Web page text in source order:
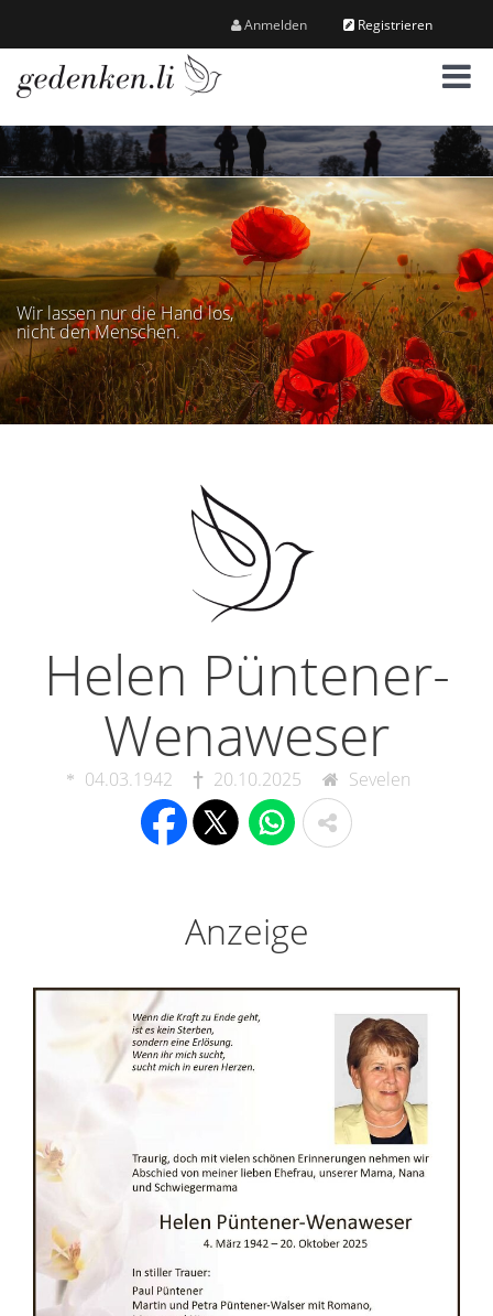
Anmelden Registrieren
M
e
n
ü
Wir lassen nur die Hand los,
nicht den Menschen.
Helen Püntener-
Wenaweser
04.03.1942 20.10.2025 Sevelen
Anzeige